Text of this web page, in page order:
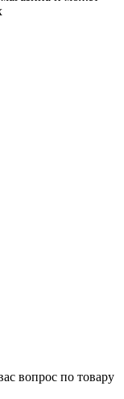
вопрос по товару